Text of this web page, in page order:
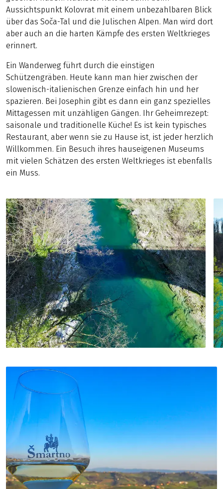
Aussichtspunkt Kolovrat mit einem unbezahlbaren Blick
über das Soča-Tal und die Julischen Alpen. Man wird dort
aber auch an die harten Kämpfe des ersten Weltkrieges
erinnert.
Ein Wanderweg führt durch die einstigen
Schützengräben. Heute kann man hier zwischen der
slowenisch-italienischen Grenze einfach hin und her
spazieren. Bei Josephin gibt es dann ein ganz spezielles
Mittagessen mit unzähligen Gängen. Ihr Geheimrezept:
saisonale und traditionelle Küche! Es ist kein typisches
Restaurant, aber wenn sie zu Hause ist, ist jeder herzlich
Willkommen. Ein Besuch ihres hauseigenen Museums
mit vielen Schätzen des ersten Weltkrieges ist ebenfalls
ein Muss.